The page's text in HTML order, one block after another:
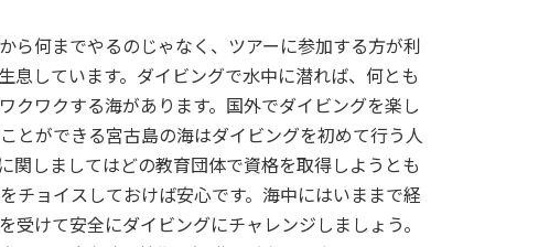
ら何までやるのじゃなく、ツアーに参加する方が利
息しています。ダイビングで水中に潜れば、何とも
クワクする海があります。国外でダイビングを楽し
とができる宮古島の海はダイビングを初めて行う人
関しましてはどの教育団体で資格を取得しようとも
チョイスしておけば安心です。海中にはいままで経
けて安全にダイビングにチャレンジしましょう。